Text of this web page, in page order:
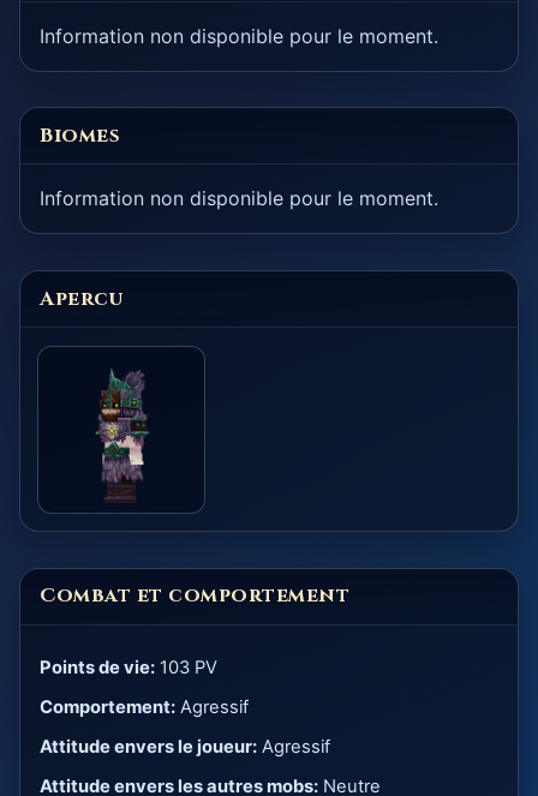
Information non disponible pour le moment.
Biomes
Information non disponible pour le moment.
Apercu
Combat et comportement
Points de vie: 103 PV
Comportement: Agressif
Attitude envers le joueur: Agressif
Attitude envers les autres mobs: Neutre